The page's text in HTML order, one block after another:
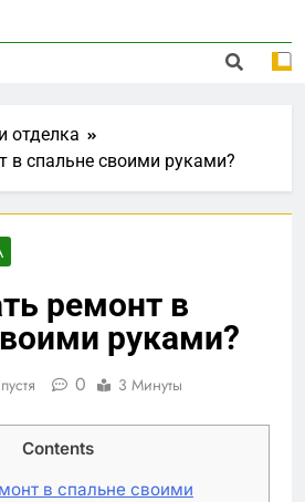
отделка
в спальне своими руками?
ремонт в
руками?
0 3 Минуты
Contents
в спальне своими